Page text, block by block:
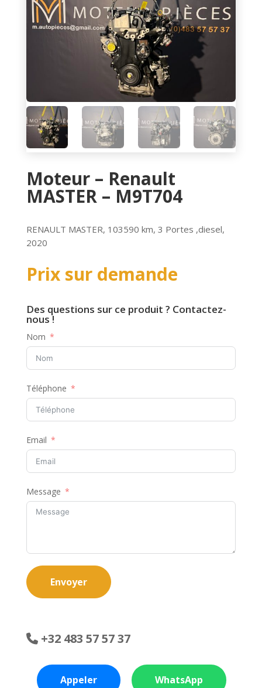
Moteur – Renault
MASTER – M9T704
RENAULT MASTER, 103590 km, 3 Portes ,diesel,
2020
Prix sur demande
Des questions sur ce produit ? Contactez-
nous !
Nom
Téléphone
Email
Message
Envoyer
+32 483 57 57 37
Appeler WhatsApp